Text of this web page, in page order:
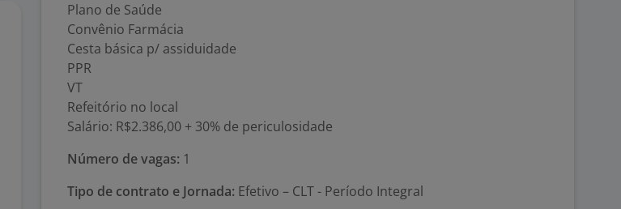
Plano de Saúde
Convênio Farmácia
Cesta básica p/ assiduidade
PPR
VT
Refeitório no local
Salário: R$2.386,00 + 30% de periculosidade
Número de vagas: 1
Tipo de contrato e Jornada: Efetivo – CLT - Período Integral